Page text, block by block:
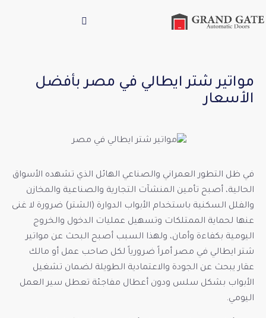
مواتير شتر ايطالي في مصر بأفضل
الأسعار
في ظل التطور العمراني والصناعي الهائل الذي تشهده الأسواق
الحالية، أصبح تأمين المنشآت التجارية والصناعية والمخازن
والفلل السكنية باستخدام الأبواب الدوارة (الشتر) ضرورة لا غنى
عنها لحماية الممتلكات وتسهيل عمليات الدخول والخروج
اليومية بكفاءة وأمان، ولهذا السبب أصبح البحث عن مواتير
شتر ايطالي في مصر أمراً ضرورياً لكل صاحب عمل أو مالك
عقار يبحث عن الجودة والاعتمادية الطويلة لضمان تشغيل
الأبواب بشكل سلس ودون أعطال مفاجئة تعطل سير العمل
اليومي.